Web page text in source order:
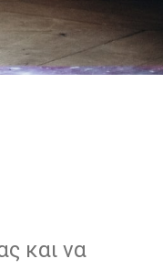
και να